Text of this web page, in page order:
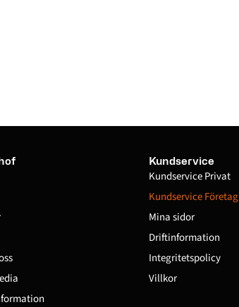
Kundservice
Kundservice Privat
Kundservice Företag
Mina sidor
Driftinformation
Integritetspolicy
Villkor